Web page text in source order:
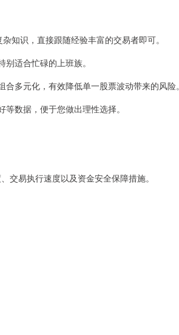
知识，直接跟随经验丰富的交易者即可。
适合忙碌的上班族。
多元化，有效降低单一股票波动带来的风险。
数据，便于您做出理性选择。
交易执行速度以及资金安全保障措施。